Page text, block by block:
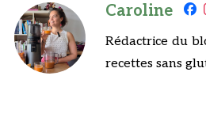
Caroline
Rédactrice du
recettes sans